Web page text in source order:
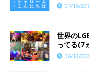
07/15/
世界の
ってる(7
06/12/